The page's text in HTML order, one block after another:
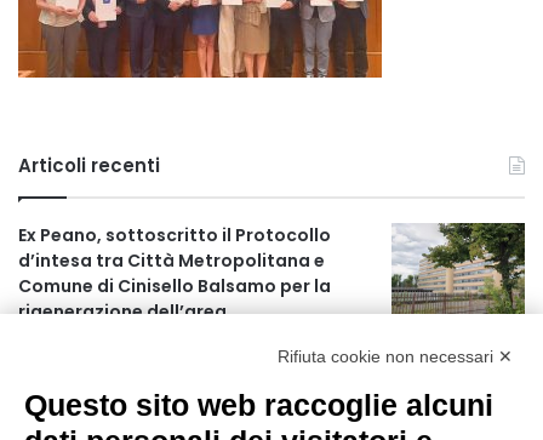
Articoli recenti
Ex Peano, sottoscritto il Protocollo
d’intesa tra Città Metropolitana e
Comune di Cinisello Balsamo per la
rigenerazione dell’area
partire dalle ore 18
19 ore fa
Rifiuta cookie non necessari ✕
Questo sito web raccoglie alcuni